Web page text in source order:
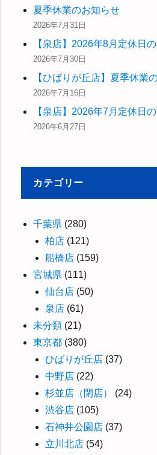
夏季休業のお知らせ
2026年7月31日
【泉店】2026年8月定休日
2026年7月30日
【ひばりが丘店】夏季休業
2026年7月16日
【泉店】2026年7月定休日
2026年6月27日
カテゴリー
千葉県 (280)
柏店 (121)
船橋店 (159)
宮城県 (111)
仙台店 (50)
泉店 (61)
未分類 (21)
東京都 (380)
ひばりが丘店 (37)
中野店 (22)
杉並店（閉店）
(24)
渋谷店 (105)
石神井公園店 (37)
立川北店 (54)